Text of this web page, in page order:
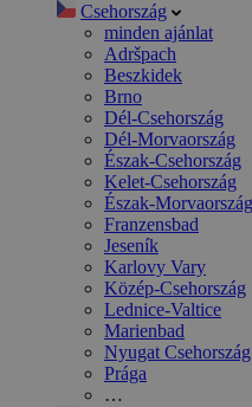
Csehország
minden ajánlat
Adršpach
Beszkidek
Brno
Dél-Csehország
Dél-Morvaország
Észak-Csehország
Kelet-Csehország
Észak-Morvaország
Franzensbad
Jeseník
Karlovy Vary
Közép-Csehország
Lednice-Valtice
Marienbad
Nyugat Csehország
Prága
…